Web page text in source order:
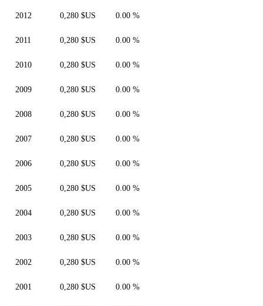
2012 0,280 $US 0.00 %
2011 0,280 $US 0.00 %
2010 0,280 $US 0.00 %
2009 0,280 $US 0.00 %
2008 0,280 $US 0.00 %
2007 0,280 $US 0.00 %
2006 0,280 $US 0.00 %
2005 0,280 $US 0.00 %
2004 0,280 $US 0.00 %
2003 0,280 $US 0.00 %
2002 0,280 $US 0.00 %
2001 0,280 $US 0.00 %